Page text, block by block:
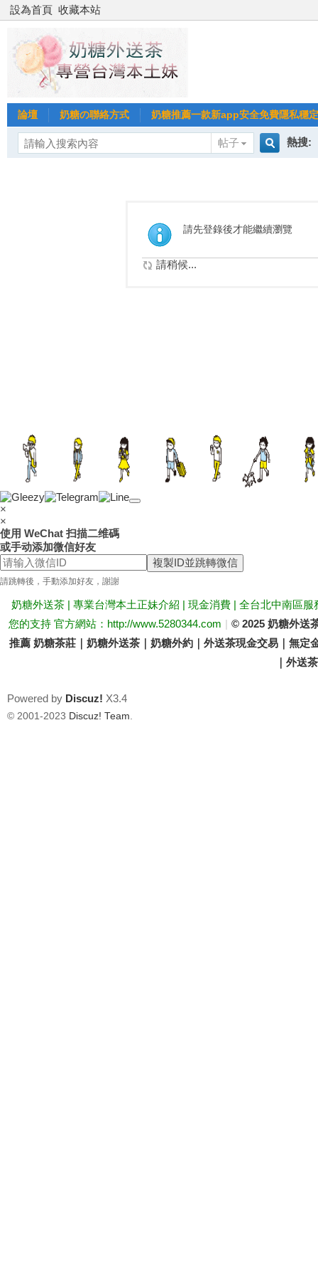
設為首頁 收藏本站
論壇 奶糖の聯絡方式 奶糖推薦一款新app安全免費隱私穩
帖子
索
熱搜:
台中
請先登錄後才能繼續瀏覽
請稍候...
×
×
使用 WeChat 扫描二维碼
或手动添加微信好友
複製ID並跳轉微信
請跳轉後，手動添加好友，謝謝
奶糖外送茶 | 專業台灣本土正妹介紹 | 現金消費 | 全台北中南區
您的支持 官方網站：http://www.5280344.com | © 2025 奶糖外送
推薦 奶糖茶莊｜奶糖外送茶｜奶糖外約｜外送茶現金交易｜無
｜外送
Powered by Discuz! X3.4
© 2001-2023 Discuz! Team.